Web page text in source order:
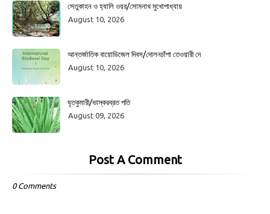
সেতুকাহন ও হ্যালি ওয়র/সোমনাথ মুখোপাধ্যায়
August 10, 2026
আন্তর্জাতিক বায়োডিজেল দিবস/দোলনচাঁপা তেওয়ারী দে
August 10, 2026
ঘৃতকুমারী/ভাস্করব্রত পতি
August 09, 2026
Post A Comment
0 Comments